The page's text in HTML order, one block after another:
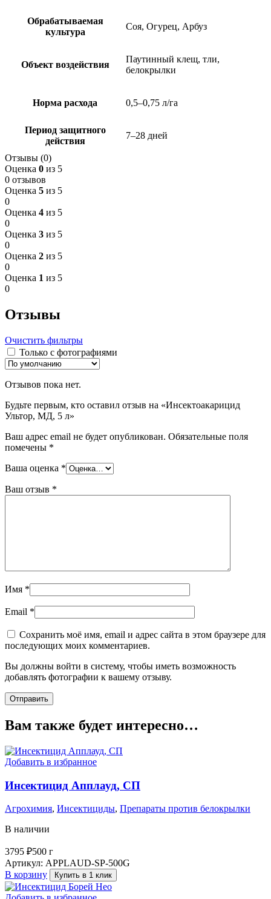
Обрабатываемая
культура
Соя, Огурец, Арбуз
Объект воздействия
Паутинный клещ, тли,
белокрылки
Норма расхода 0,5–0,75 л/га
Период защитного
действия
7–28 дней
Отзывы (0)
Оценка 0 из 5
0 отзывов
Оценка 5 из 5
0
Оценка 4 из 5
0
Оценка 3 из 5
0
Оценка 2 из 5
0
Оценка 1 из 5
0
Отзывы
Очистить фильтры
Только с фотографиями
Отзывов пока нет.
Будьте первым, кто оставил отзыв на «Инсектоакарицид
Ультор, МД, 5 л»
Ваш адрес email не будет опубликован. Обязательные поля
помечены *
Ваша оценка *
Ваш отзыв *
Имя *
Email *
Сохранить моё имя, email и адрес сайта в этом браузере для
последующих моих комментариев.
Вы должны войти в систему, чтобы иметь возможность
добавлять фотографии к вашему отзыву.
Вам также будет интересно…
Добавить в избранное
Инсектицид Апплауд, СП
Агрохимия, Инсектициды, Препараты против белокрылки
В наличии
3795 ₽500 г
Артикул: APPLAUD-SP-500G
В корзину
Купить в 1 клик